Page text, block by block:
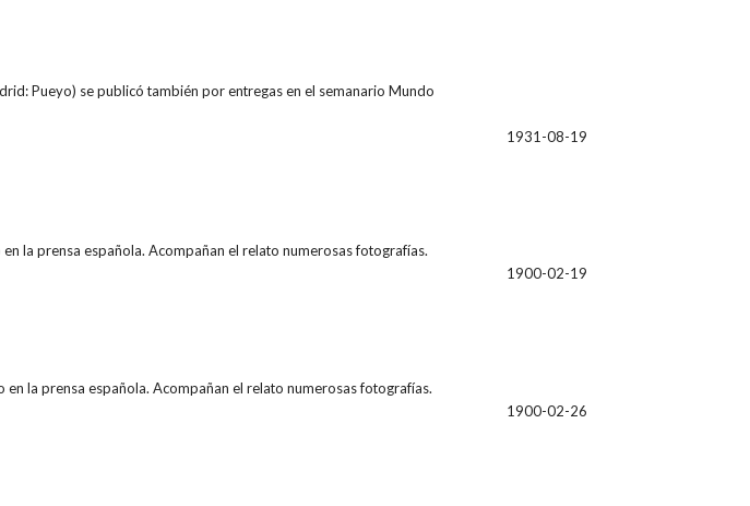
Pueyo) se publicó también por entregas en el semanario Mundo
1931-08-19
la prensa española. Acompañan el relato numerosas fotografías.
1900-02-19
la prensa española. Acompañan el relato numerosas fotografías.
1900-02-26